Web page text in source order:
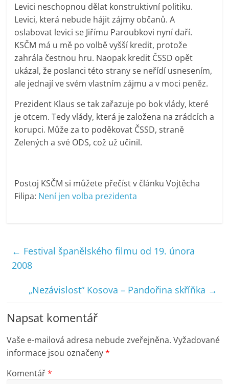
Levici neschopnou dělat konstruktivní politiku.
Levici, která nebude hájit zájmy občanů. A
oslabovat levici se Jiřímu Paroubkovi nyní daří.
KSČM má u mě po volbě vyšší kredit, protože
zahrála čestnou hru. Naopak kredit ČSSD opět
ukázal, že poslanci této strany se neřídí usnesením,
ale jednají ve svém vlastním zájmu a v moci peněz.
Prezident Klaus se tak zařazuje po bok vlády, které
je otcem. Tedy vlády, která je založena na zrádcích a
korupci. Může za to poděkovat ČSSD, straně
Zelených a své ODS, což už učinil.
Postoj KSČM si můžete přečíst v článku Vojtěcha
Filipa: Není jen volba prezidenta
← Festival španělského filmu od 19. února
2008
„Nezávislost“ Kosova – Pandořina skříňka →
Napsat komentář
Vaše e-mailová adresa nebude zveřejněna. Vyžadované
informace jsou označeny*
Komentář*